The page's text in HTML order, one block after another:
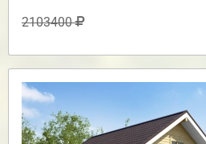
2103400